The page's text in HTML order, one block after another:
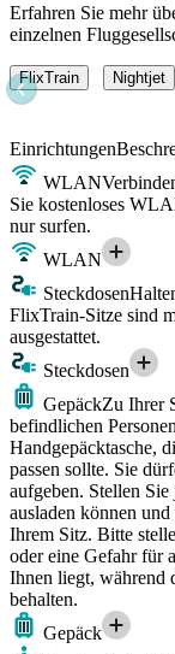
Erfahren Sie mehr
einzelnen
FlixTrain Nightjet
Einrichtungen
WLAN
Sie kostenloses
nur surfen.
WLAN
Steckdosen
FlixTrain-Sitze sind
ausgestattet.
Steckdosen
GepäckZu Ihrer
befindlichen
Handgepäcktasche,
passen sollte. Sie
aufgeben. Stellen Sie
ausladen können
Ihrem Sitz. Bitte
oder eine Gefahr für
Ihnen liegt, während
behalten.
Gepäck